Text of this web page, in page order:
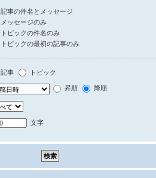
記事の件名とメッセージ
メッセージのみ
トピックの件名のみ
トピックの最初の記事のみ
記事 トピック
昇順 降順
文字